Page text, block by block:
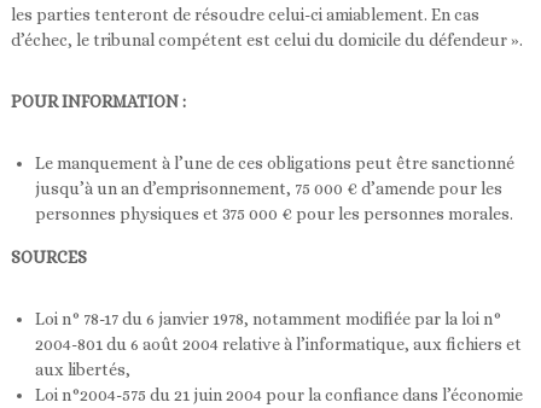
les parties tenteront de résoudre celui-ci amiablement. En cas
d’échec, le tribunal compétent est celui du domicile du défendeur ».
POUR INFORMATION :
Le manquement à l’une de ces obligations peut être sanctionné
jusqu’à un an d’emprisonnement, 75 000 € d’amende pour les
personnes physiques et 375 000 € pour les personnes morales.
SOURCES
Loi n° 78-17 du 6 janvier 1978, notamment modifiée par la loi n°
2004-801 du 6 août 2004 relative à l’informatique, aux fichiers et
aux libertés,
Loi n°2004-575 du 21 juin 2004 pour la confiance dans l’économie